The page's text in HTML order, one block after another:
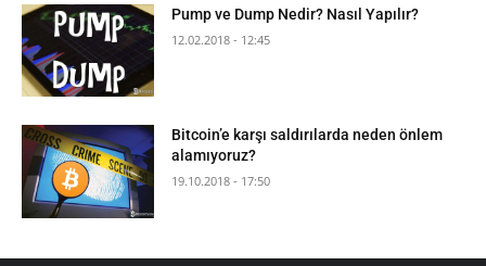
Pump ve Dump Nedir? Nasıl Yapılır?
12.02.2018 - 12:45
Bitcoin’e karşı saldırılarda neden önlem
alamıyoruz?
19.10.2018 - 17:50